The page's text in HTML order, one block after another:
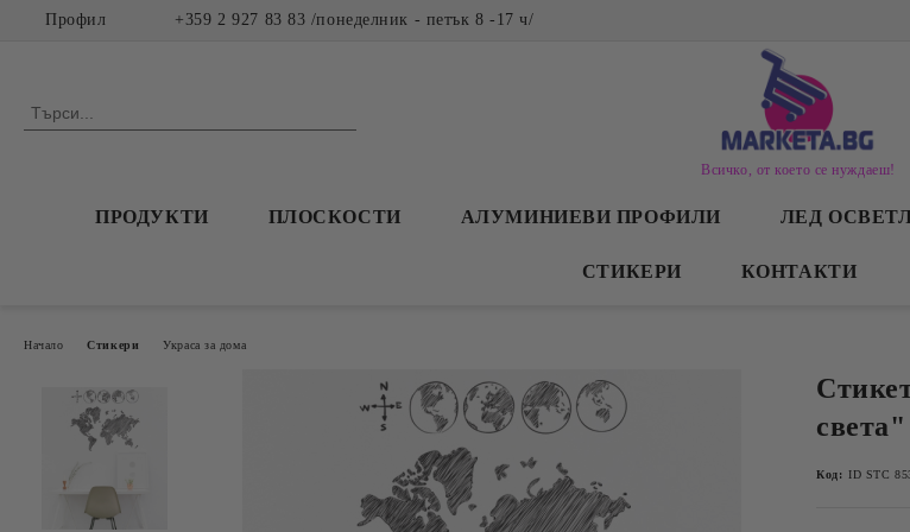
Профил +359 2 927 83 83 /понеделник - петък 8 -17 ч/
Всичко, от което се нуждаеш!
ПРОДУКТИ ПЛОСКОСТИ АЛУМИНИЕВИ ПРОФИЛИ ЛЕД
СТИКЕРИ КОНТАКТИ
Начало Стикери Украса за дома
света"
Код: ID STC